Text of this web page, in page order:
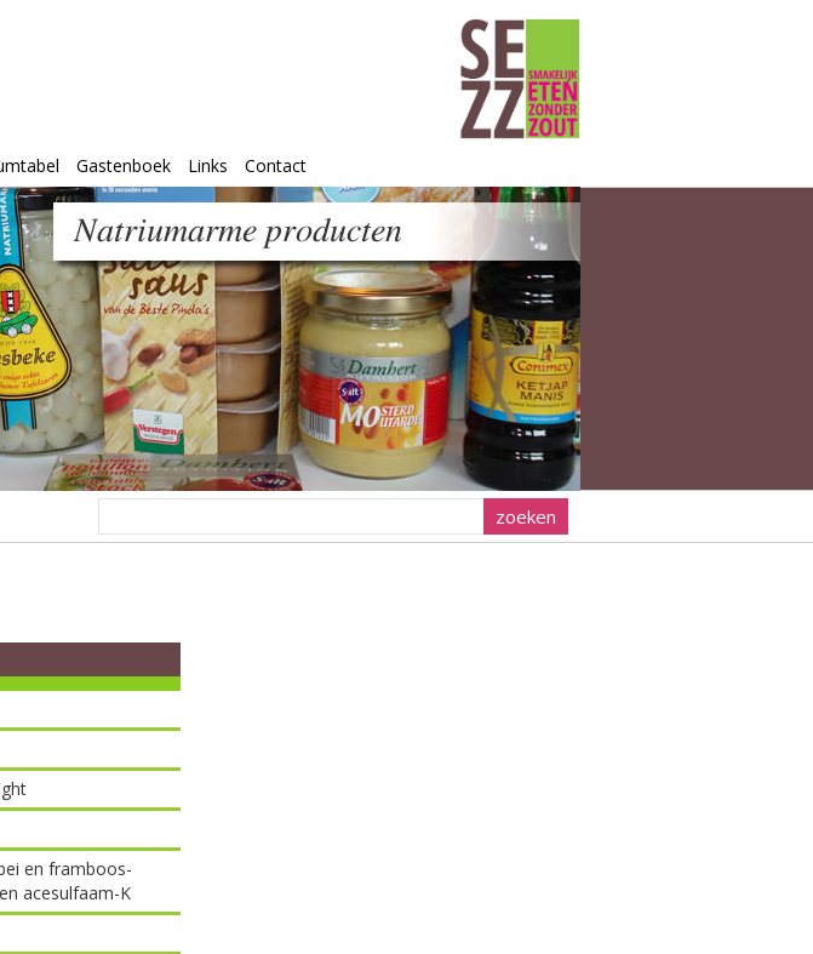
Gastenboek Links Contact
en framboos-
acesulfaam-K